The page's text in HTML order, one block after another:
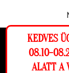
Ez a
lehető
KEDVES
08.10-
ALATT A